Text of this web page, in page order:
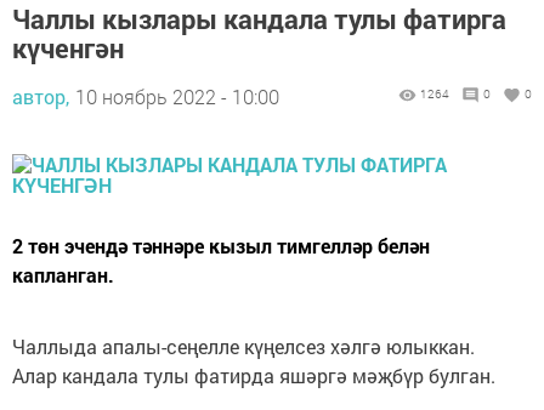
Чаллы кызлары кандала тулы фатирга
күченгән
автор, 10 ноябрь 2022 - 10:00 1264 0 0
2 төн эчендә тәннәре кызыл тимгелләр белән
капланган.
Чаллыда апалы-сеңелле күңелсез хәлгә юлыккан.
Алар кандала тулы фатирда яшәргә мәҗбүр булган.